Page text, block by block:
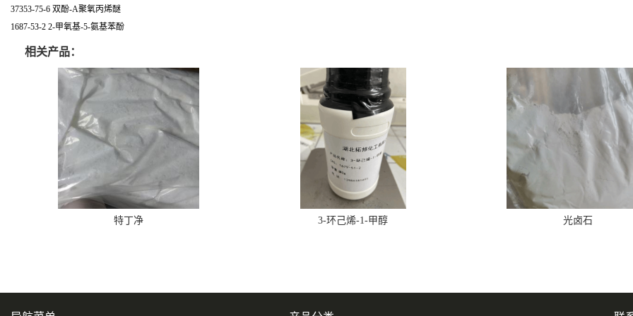
37353-75-6 双酚-A聚氧丙烯醚
1687-53-2 2-甲氧基-5-氨基苯酚
相关产品：
特丁净 3-环己烯-1-甲醇 光卤石